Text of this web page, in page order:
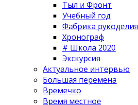
Тыл и Фронт
Учебный год
Фабрика рукоделия
Хронограф
# Школа 2020
Экскурсия
Актуальное интервью
Большая перемена
Времечко
Время местное